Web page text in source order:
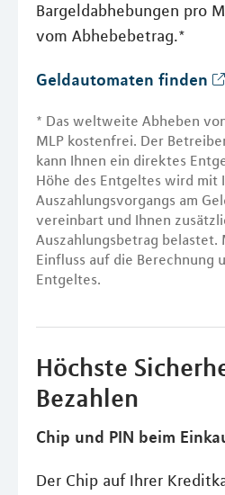
Bargeldabhebungen pro
vom Abhebebetrag.*
Geldautomaten finden
* Das weltweite Abheben
MLP kostenfrei. Der
kann Ihnen ein direktes
Höhe des Entgeltes wird mit
Auszahlungsvorgangs am
vereinbart und Ihnen
Auszahlungsbetrag belastet.
Einfluss auf die Berechnung
Entgeltes.
Höchste
Bezahlen
Chip und PIN beim
Der Chip auf Ihrer